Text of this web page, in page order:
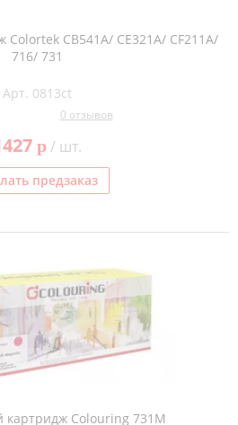
CB541A/ CE321A/ CF211A/
716/ 731
Арт. 0813ct
0 отзывов
p/ шт.
предзаказ
картридж Colouring 731M